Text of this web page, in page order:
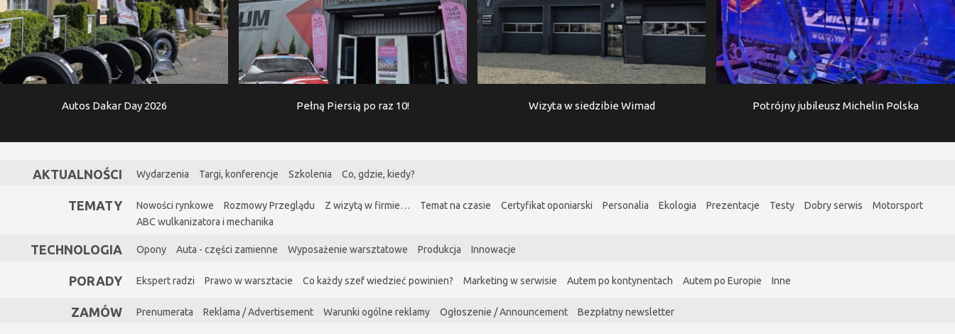
Autos Dakar Day 2026 Pełną Piersią po raz 10! Wizyta w siedzibie Wimad Potrójny jubileusz Michelin Polska
AKTUALNOŚCI Wydarzenia Targi, konferencje Szkolenia Co, gdzie, kiedy?
TEMATY Nowości rynkowe Rozmowy Przeglądu Z wizytą w firmie… Temat na czasie Certyfikat oponiarski Personalia Ekologia Prezentacje Testy Dobry serwis
Motorsport
ABC wulkanizatora i mechanika
TECHNOLOGIA Opony Auta - części zamienne Wyposażenie warsztatowe Produkcja Innowacje
PORADY Ekspert radzi Prawo w warsztacie Co każdy szef wiedzieć powinien? Marketing w serwisie Autem po kontynentach Autem po Europie Inne
ZAMÓW Prenumerata Reklama / Advertisement Warunki ogólne reklamy Ogłoszenie / Announcement Bezpłatny newsletter